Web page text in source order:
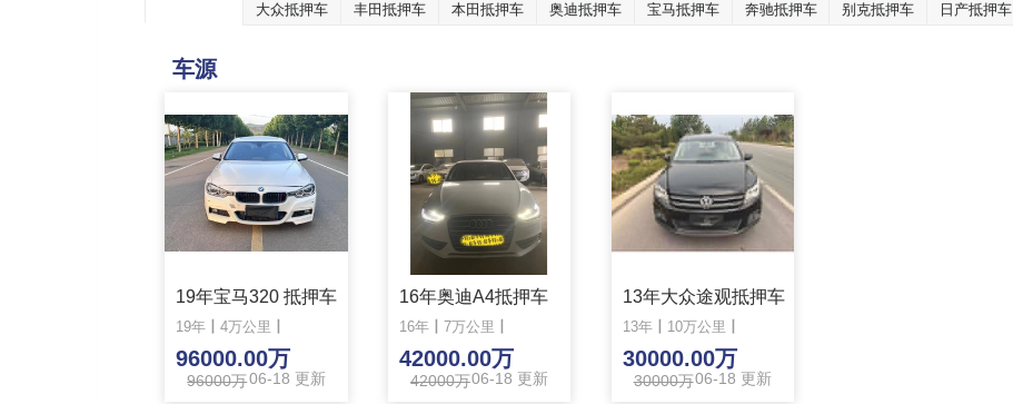
车源
大众抵押车 丰田抵押车 本田抵押车 奥迪抵押车 宝马抵押车 奔驰抵押车 别克抵押车 日产抵押车
19年宝马320 抵押车
19年 丨4万公里
96000.00万
96000万06-18 更新
16年奥迪A4抵押车
16年丨 7万公里
42000.00万
42000万06-18 更新
13年大众途观抵押车
13年丨 10万公里
30000.00万
30000万06-18 更新